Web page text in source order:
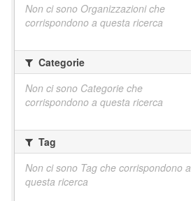
Non ci sono Organizzazioni che
corrispondono a questa ricerca
Categorie
Non ci sono Categorie che
corrispondono a questa ricerca
Tag
Non ci sono Tag che corrispondono a
questa ricerca